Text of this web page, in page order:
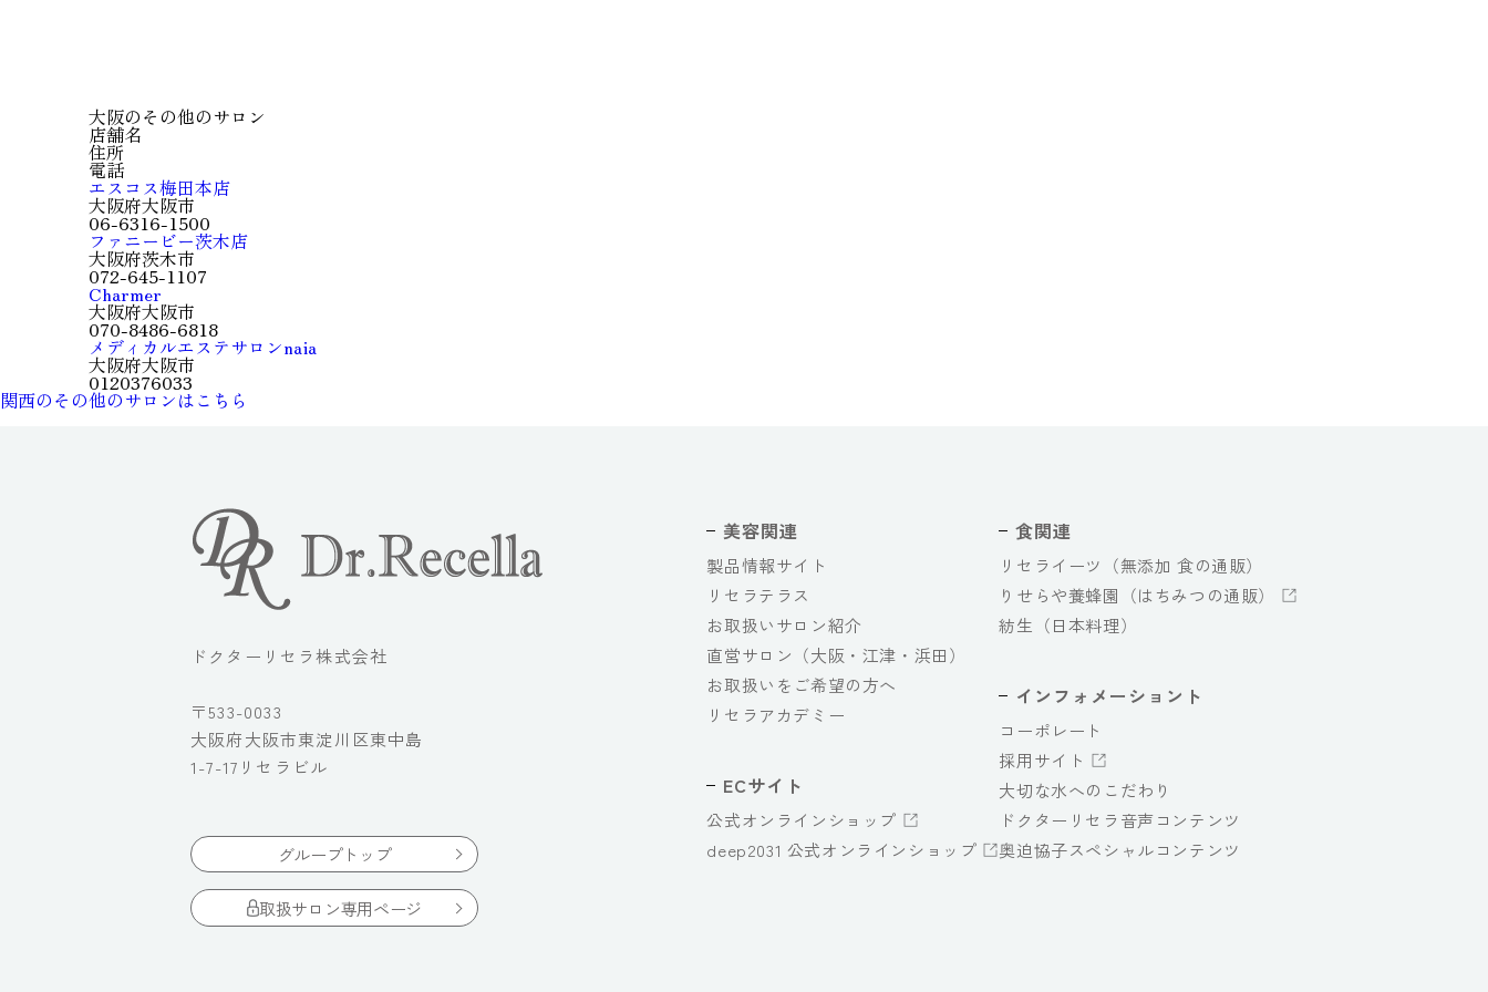
大阪のその他のサロン
店舗名
住所
電話
エスコス梅田本店
大阪府大阪市
06-6316-1500
ファニービー茨木店
大阪府茨木市
072-645-1107
Charmer
大阪府大阪市
070-8486-6818
メディカルエステサロンnaia
大阪府大阪市
0120376033
関西のその他のサロンはこちら
ドクターリセラ株式会社
〒533-0033
大阪府大阪市東淀川区東中島
1-7-17リセラビル
グループトップ
取扱サロン専用ページ
美容関連
製品情報サイト
リセラテラス
お取扱いサロン紹介
直営サロン（大阪・江津・浜田）
お取扱いをご希望の方へ
リセラアカデミー
ECサイト
公式オンラインショップ
deep2031 公式オンラインショップ
食関連
リセライーツ（無添加 食の通販）
りせらや養蜂園（はちみつの通販）
紡生（日本料理）
インフォメーショント
コーポレート
採用サイト
大切な水へのこだわり
ドクターリセラ音声コンテンツ
奥迫協子スペシャルコンテンツ